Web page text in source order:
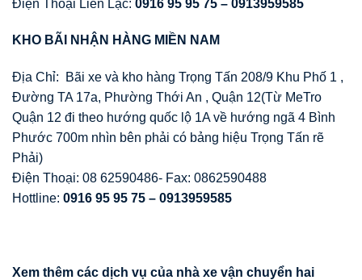
Điện Thoại Liên Lạc: 0916 95 95 75 – 0913959585
KHO BÃI NHẬ N HÀNG MI Ề N NAM
Địa Chỉ: Bãi xe và kho hàng Trọng Tấn 208/9 Khu Phố 1 ,
Đường TA 17a, Phường Thới An , Quận 12(Từ MeTro
Quận 12 đi theo hướng quốc lộ 1A về hướng ngã 4 Bình
Phước 700m nhìn bên phải có bảng hiệu Trọng Tấn rẽ
Phải)
Điện Thoại: 08 62590486- Fax: 0862590488
Hottline: 0916 95 95 75 – 0913959585
Xem thêm các d ịch vụ của nhà xe vận chuyển hai